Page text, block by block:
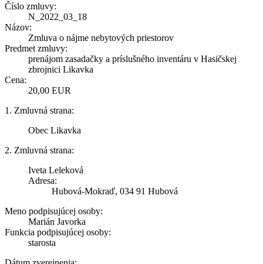
Číslo zmluvy:
N_2022_03_18
Názov:
Zmluva o nájme nebytových priestorov
Predmet zmluvy:
prenájom zasadačky a príslušného inventáru v Hasičskej
zbrojnici Likavka
Cena:
20,00 EUR
1. Zmluvná strana:
Obec Likavka
2. Zmluvná strana:
Iveta Leleková
Adresa:
Hubová-Mokraď, 034 91 Hubová
Meno podpisujúcej osoby:
Marián Javorka
Funkcia podpisujúcej osoby:
starosta